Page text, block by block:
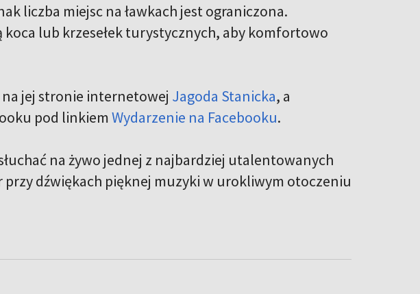
liczba miejsc na ławkach jest ograniczona.
koca lub krzesełek turystycznych, aby komfortowo
jej stronie internetowej Jagoda Stanicka, a
pod linkiemWydarzenie na Facebooku.
na żywo jednej z najbardziej utalentowanych
przy dźwiękach pięknej muzyki w urokliwym otoczeniu